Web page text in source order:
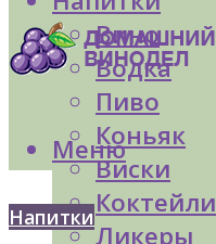
Вино
Водка
Пиво
Коньяк
Виски
Коктейли
Ликеры
Меню
Напитки